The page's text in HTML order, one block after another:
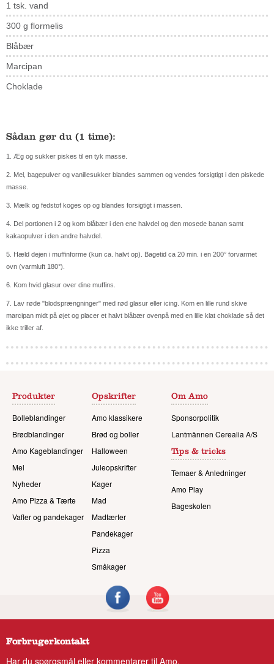
1 tsk. vand
300 g flormelis
Blåbær
Marcipan
Choklade
Sådan gør du (1 time):
1. Æg og sukker piskes til en tyk masse.
2. Mel, bagepulver og vanillesukker blandes sammen og vendes forsigtigt i den piskede
masse.
3. Mælk og fedstof koges op og blandes forsigtigt i massen.
4. Del portionen i 2 og kom blåbær i den ene halvdel og den mosede banan samt
kakaopulver i den andre halvdel.
5. Hæld dejen i muffinforme (kun ca. halvt op). Bagetid ca 20 min. i en 200° forvarmet
ovn (varmluft 180°).
6. Kom hvid glasur over dine muffins.
7. Lav røde "blodsprængninger" med rød glasur eller icing. Kom en lille rund skive
marcipan midt på øjet og placer et halvt blåbær ovenpå med en lille klat choklade så det
ikke triller af.
Produkter
Bolleblandinger
Brødblandinger
Amo Kageblandinger
Mel
Nyheder
Amo Pizza & Tærte
Vafler og pandekager
Opskrifter
Amo klassikere
Brød og boller
Halloween
Juleopskrifter
Kager
Mad
Madtærter
Pandekager
Pizza
Småkager
Om Amo
Sponsorpolitik
Lantmännen Cerealia A/S
Tips & tricks
Temaer & Anledninger
Amo Play
Bageskolen
Forbrugerkontakt
Har du spørgsmål eller kommentarer til Amo,